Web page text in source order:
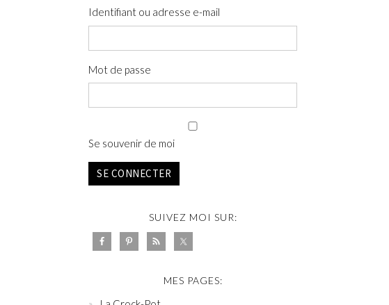
Identifiant ou adresse e-mail
Mot de passe
Se souvenir de moi
SE CONNECTER
SUIVEZ MOI SUR:
MES PAGES: